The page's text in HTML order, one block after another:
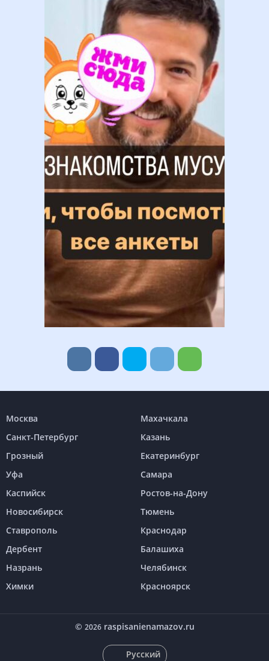
Москва
Махачкала
Санкт-Петербург
Казань
Грозный
Екатеринбург
Уфа
Самара
Каспийск
Ростов-на-Дону
Новосибирск
Тюмень
Ставрополь
Краснодар
Дербент
Балашиха
Назрань
Челябинск
Химки
Красноярск
© 2026 raspisanienamazov.ru
Русский